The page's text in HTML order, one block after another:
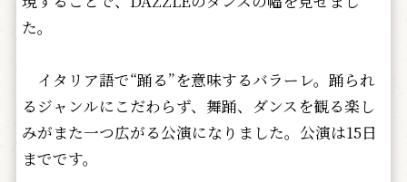
た。
イタリア語で“踊る”を意味するバラーレ。踊られ
るジャンルにこだわらず、舞踊、ダンスを観る楽し
みがまた一つ広がる公演になりました。公演は15日
までです。